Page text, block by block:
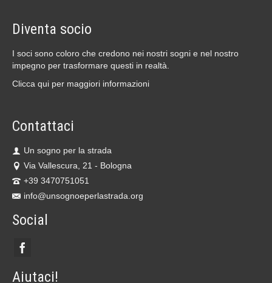
Diventa socio
I soci sono coloro che credono nei nostri sogni e nel nostro
impegno per trasformare questi in realtà.
Clicca qui per maggiori informazioni
Contattaci
Un sogno per la strada
Via Vallescura, 21 - Bologna
+39 3470751051
info@unsognoeperlastrada.org
Social
Aiutaci!